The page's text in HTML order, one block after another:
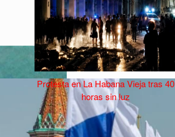
Protesta en La Habana Vieja tras 40
horas sin luz